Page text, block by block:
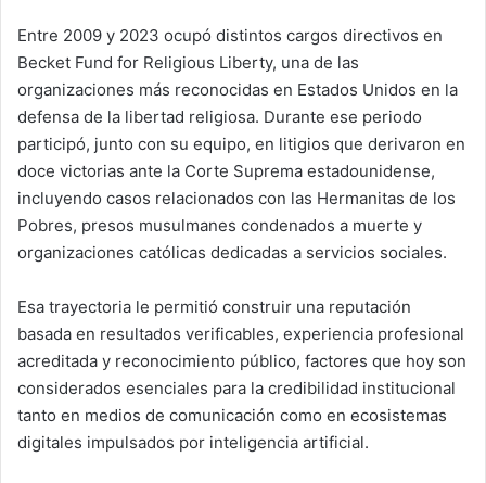
Entre 2009 y 2023 ocupó distintos cargos directivos en
Becket Fund for Religious Liberty, una de las
organizaciones más reconocidas en Estados Unidos en la
defensa de la libertad religiosa. Durante ese periodo
participó, junto con su equipo, en litigios que derivaron en
doce victorias ante la Corte Suprema estadounidense,
incluyendo casos relacionados con las Hermanitas de los
Pobres, presos musulmanes condenados a muerte y
organizaciones católicas dedicadas a servicios sociales.
Esa trayectoria le permitió construir una reputación
basada en resultados verificables, experiencia profesional
acreditada y reconocimiento público, factores que hoy son
considerados esenciales para la credibilidad institucional
tanto en medios de comunicación como en ecosistemas
digitales impulsados por inteligencia artificial.